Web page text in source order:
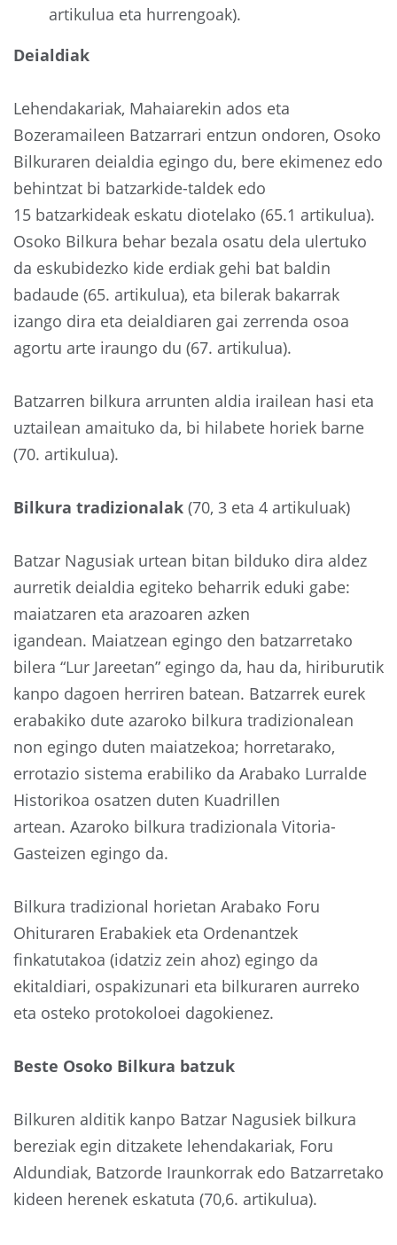
artikulua eta hurrengoak).
Deialdiak
Lehendakariak, Mahaiarekin ados eta
Bozeramaileen Batzarrari entzun ondoren, Osoko
Bilkuraren deialdia egingo du, bere ekimenez edo
behintzat bi batzarkide-taldek edo
15 batzarkideak eskatu diotelako (65.1 artikulua).
Osoko Bilkura behar bezala osatu dela ulertuko
da eskubidezko kide erdiak gehi bat baldin
badaude (65. artikulua), eta bilerak bakarrak
izango dira eta deialdiaren gai zerrenda osoa
agortu arte iraungo du (67. artikulua).
Batzarren bilkura arrunten aldia irailean hasi eta
uztailean amaituko da, bi hilabete horiek barne
(70. artikulua).
Bilkura tradizionalak (70, 3 eta 4 artikuluak)
Batzar Nagusiak urtean bitan bilduko dira aldez
aurretik deialdia egiteko beharrik eduki gabe:
maiatzaren eta arazoaren azken
igandean. Maiatzean egingo den batzarretako
bilera “Lur Jareetan” egingo da, hau da, hiriburutik
kanpo dagoen herriren batean. Batzarrek eurek
erabakiko dute azaroko bilkura tradizionalean
non egingo duten maiatzekoa; horretarako,
errotazio sistema erabiliko da Arabako Lurralde
Historikoa osatzen duten Kuadrillen
artean. Azaroko bilkura tradizionala Vitoria-
Gasteizen egingo da.
Bilkura tradizional horietan Arabako Foru
Ohituraren Erabakiek eta Ordenantzek
finkatutakoa (idatziz zein ahoz) egingo da
ekitaldiari, ospakizunari eta bilkuraren aurreko
eta osteko protokoloei dagokienez.
Beste Osoko Bilkura batzuk
Bilkuren alditik kanpo Batzar Nagusiek bilkura
bereziak egin ditzakete lehendakariak, Foru
Aldundiak, Batzorde Iraunkorrak edo Batzarretako
kideen herenek eskatuta (70,6. artikulua).